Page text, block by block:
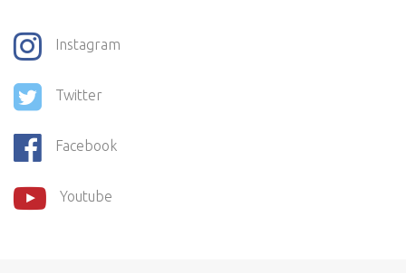
Instagram
Twitter
Facebook
Youtube